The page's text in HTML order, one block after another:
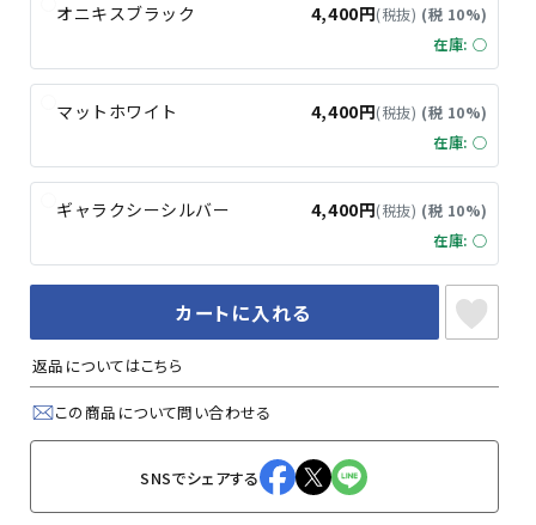
オニキスブラック 4,400円(税抜) (税 10%)
在庫: ○
マットホワイト 4,400円(税抜) (税 10%)
在庫: ○
ギャラクシーシルバー 4,400円(税抜) (税 10%)
在庫: ○
カートに入れる
返品についてはこちら
この商品について問い合わせる
SNSでシェアする